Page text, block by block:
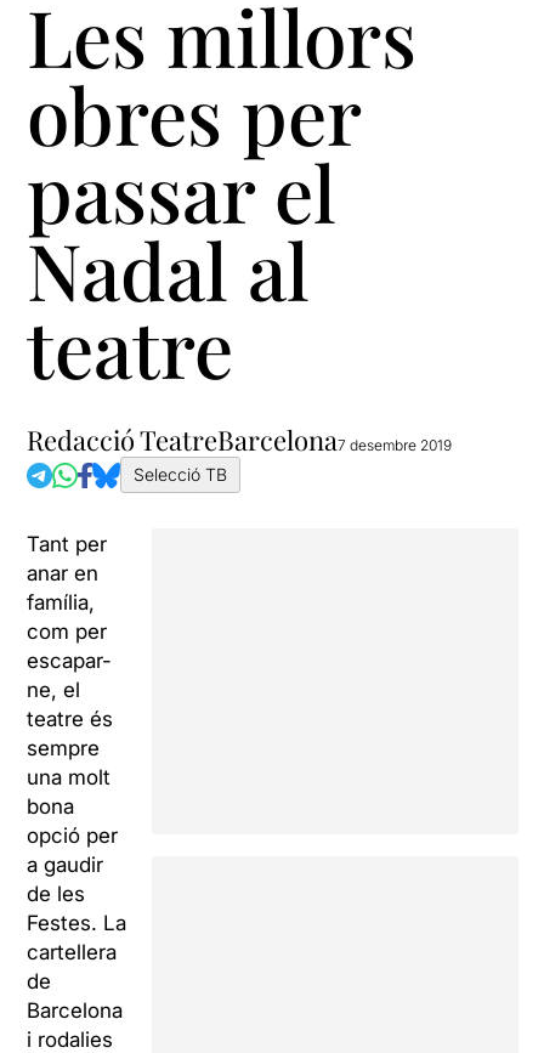
Les millors
obres per
passar el
Nadal al
teatre
Redacció TeatreBarcelona7 desembre 2019
Selecció TB
Tant per
anar en
família,
com per
escapar-
ne, el
teatre és
sempre
una molt
bona
opció per
a gaudir
de les
Festes. La
cartellera
de
Barcelona
i rodalies